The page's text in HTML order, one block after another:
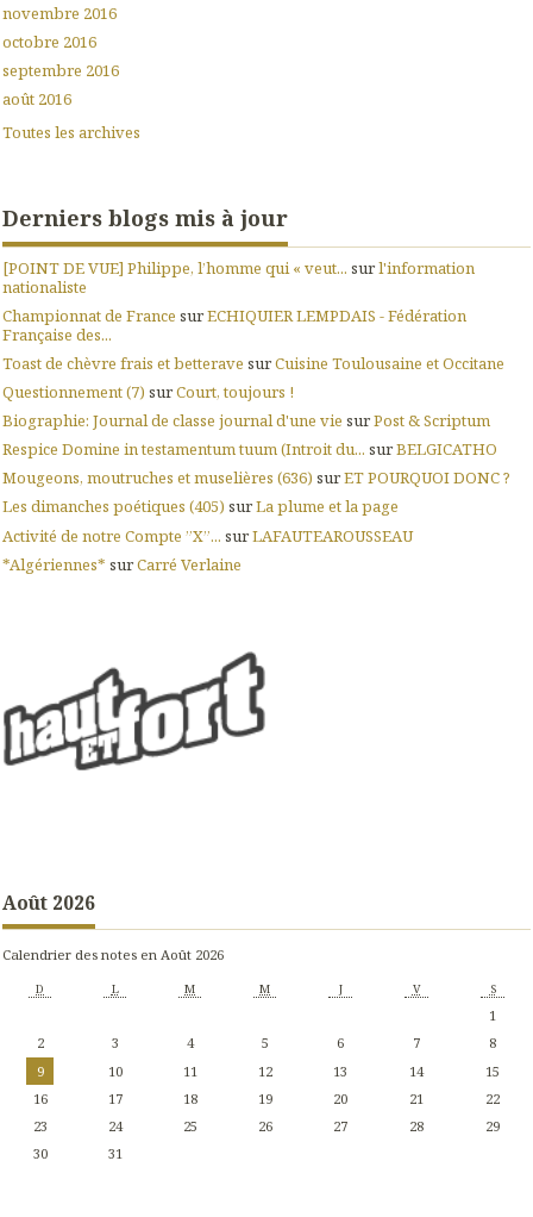
novembre 2016
octobre 2016
septembre 2016
août 2016
Toutes les archives
Derniers blogs mis à jour
[POINT DE VUE] Philippe, l’homme qui « veut... surl'information
nationaliste
Championnat de France surECHIQUIER LEMPDAIS - Fédération
Française des...
Toast de chèvre frais et betterave surCuisine Toulousaine et Occitane
Questionnement (7) surCourt, toujours !
Biographie: Journal de classe journal d'une vie surPost & Scriptum
Respice Domine in testamentum tuum (Introit du... surBELGICATHO
Mougeons, moutruches et muselières (636) surET POURQUOI DONC ?
Les dimanches poétiques (405) surLa plume et la page
Activité de notre Compte ”X”... surLAFAUTEAROUSSEAU
*Algériennes* surCarré Verlaine
Août 2026
Calendrier des notes en Août 2026
D L M M J V S
1
2
3 4 5 6 7
8
9
10 11 12 13 14
15
16
17 18 19 20 21
22
23
24 25 26 27 28
29
30
31